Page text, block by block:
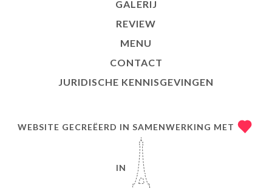
GALERIJ
REVIEW
MENU
CONTACT
JURIDISCHE KENNISGEVINGEN
WEBSITE GECREËERD IN SAMENWERKING MET
IN